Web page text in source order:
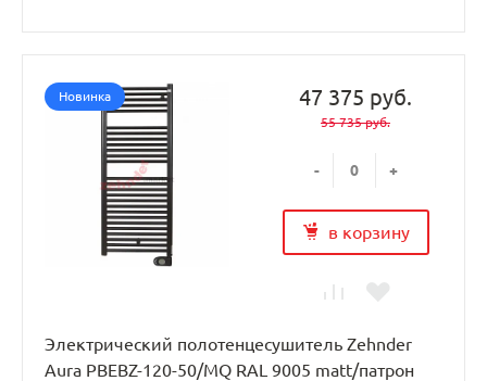
Новинка 47 375 руб.
55 735 руб.
- +
в корзину
Электрический полотенцесушитель Zehnder
Aura PBEBZ-120-50/MQ RAL 9005 matt/патрон